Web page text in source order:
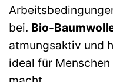
bei. Bio-
atmungsaktiv und
ideal für